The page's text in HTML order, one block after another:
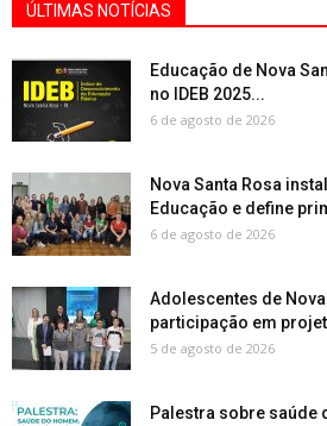
ÚLTIMAS NOTÍCIAS
Educação de Nova
no IDEB 2025...
6 de agosto de 2026
Nova Santa Rosa
Educação e define
6 de agosto de 2026
Adolescentes de
participação em
5 de agosto de 2026
Palestra sobre saúde